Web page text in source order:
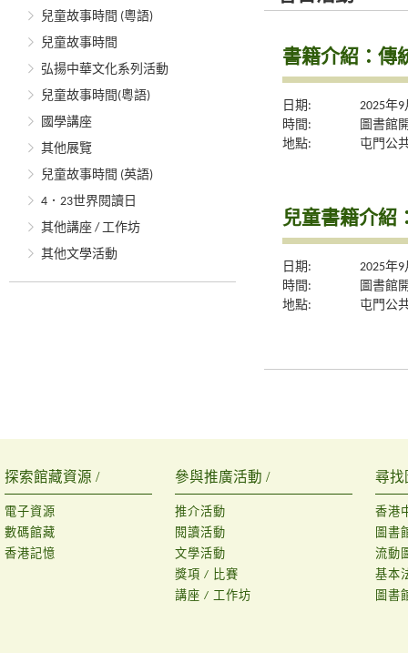
兒童故事時間 (粵語)
兒童故事時間
弘揚中華文化系列活動
兒童故事時間(粵語)
國學講座
其他展覽
兒童故事時間 (英語)
4．23世界閱讀日
其他講座 / 工作坊
其他文學活動
書籍介紹：傳
日期:
2025年
時間:
圖書館
地點:
屯門公
兒童書籍介紹
日期:
2025年
時間:
圖書館
地點:
屯門公
探索館藏資源 /
電子資源
數碼館藏
香港記憶
參與推廣活動 /
推介活動
閱讀活動
文學活動
獎項 / 比賽
講座 / 工作坊
尋找
香港
圖書
流動
基本
圖書